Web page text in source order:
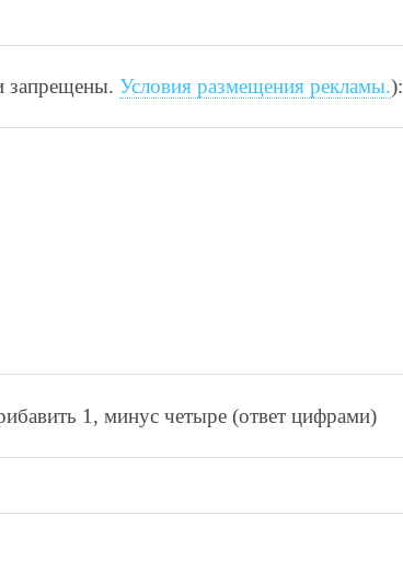
запрещены. Условия размещения рекламы.):
1, минyc чeтырe (ответ цифрами)